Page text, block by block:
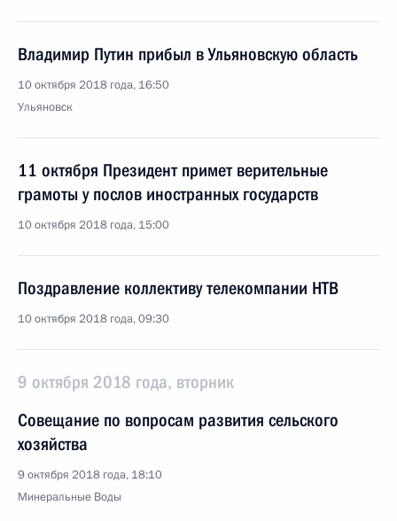
Владимир Путин прибыл в Ульяновскую область
10 октября 2018 года, 16:50
Ульяновск
11 октября Президент примет верительные
грамоты у послов иностранных государств
10 октября 2018 года, 15:00
Поздравление коллективу телекомпании НТВ
10 октября 2018 года, 09:30
9 октября 2018 года, вторник
Совещание по вопросам развития сельского
хозяйства
9 октября 2018 года, 18:10
Минеральные Воды